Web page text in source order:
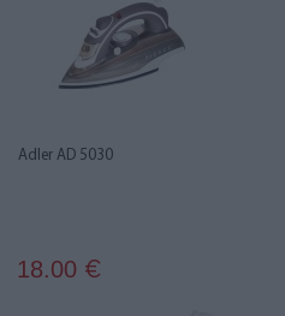
Adler AD 5030
18.00 €